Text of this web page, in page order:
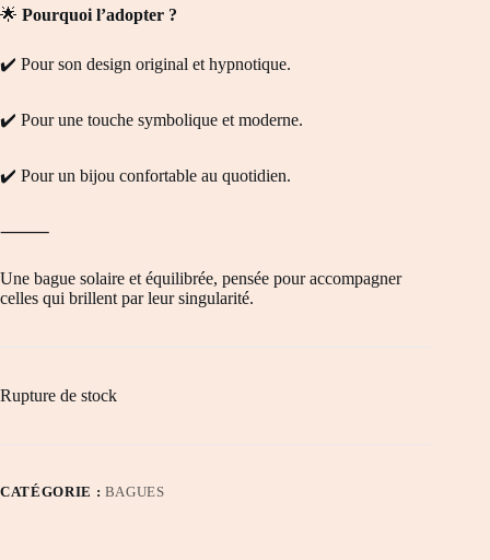
🌟 Pourquoi l’adopter ?
✔️ Pour son design original et hypnotique.
✔️ Pour une touche symbolique et moderne.
✔️ Pour un bijou confortable au quotidien.
⸻
Une bague solaire et équilibrée, pensée pour accompagner
celles qui brillent par leur singularité.
Rupture de stock
CATÉGORIE : BAGUES